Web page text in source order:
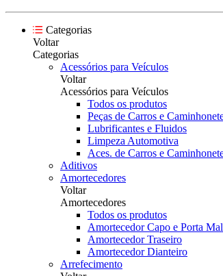
Categorias
Voltar
Categorias
Acessórios para Veículos
Voltar
Acessórios para Veículos
Todos os produtos
Peças de Carros e
Lubrificantes e Fluidos
Limpeza Automotiva
Aces. de Carros e
Aditivos
Amortecedores
Voltar
Amortecedores
Todos os produtos
Amortecedor Capo e Porta
Amortecedor Traseiro
Amortecedor Dianteiro
Arrefecimento